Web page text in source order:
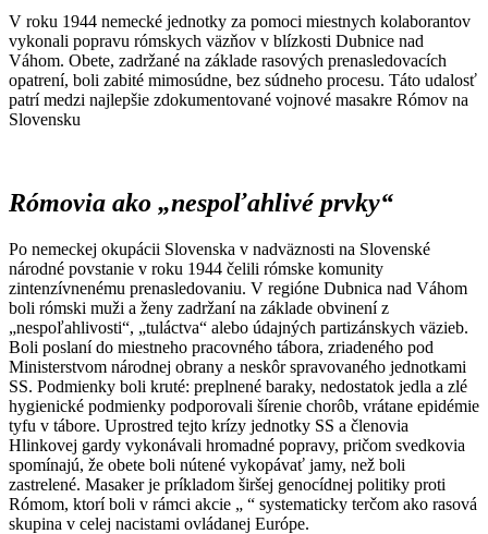
V roku 1944 nemecké jednotky za pomoci miestnych kolaborantov
vykonali popravu rómskych väzňov v blízkosti Dubnice nad
Váhom. Obete, zadržané na základe rasových prenasledovacích
opatrení, boli zabité mimosúdne, bez súdneho procesu. Táto udalosť
patrí medzi najlepšie zdokumentované vojnové masakre Rómov na
Slovensku
Rómovia ako „nespoľahlivé prvky“
Po nemeckej okupácii Slovenska v nadväznosti na Slovenské
národné povstanie v roku 1944 čelili rómske komunity
zintenzívnenému prenasledovaniu. V regióne Dubnica nad Váhom
boli rómski muži a ženy zadržaní na základe obvinení z
„nespoľahlivosti“, „tuláctva“ alebo údajných partizánskych väzieb.
Boli poslaní do miestneho pracovného tábora, zriadeného pod
Ministerstvom národnej obrany a neskôr spravovaného jednotkami
SS. Podmienky boli kruté: preplnené baraky, nedostatok jedla a zlé
hygienické podmienky podporovali šírenie chorôb, vrátane epidémie
tyfu v tábore. Uprostred tejto krízy jednotky SS a členovia
Hlinkovej gardy vykonávali hromadné popravy, pričom svedkovia
spomínajú, že obete boli nútené vykopávať jamy, než boli
zastrelené. Masaker je príkladom širšej genocídnej politiky proti
Rómom, ktorí boli v rámci akcie „ “ systematicky terčom ako rasová
skupina v celej nacistami ovládanej Európe.